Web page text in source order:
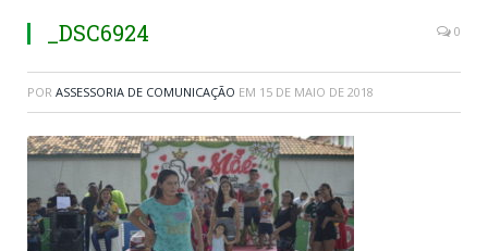
_DSC6924 0
POR ASSESSORIA DE COMUNICAÇÃO EM 15 DE MAIO DE 2018